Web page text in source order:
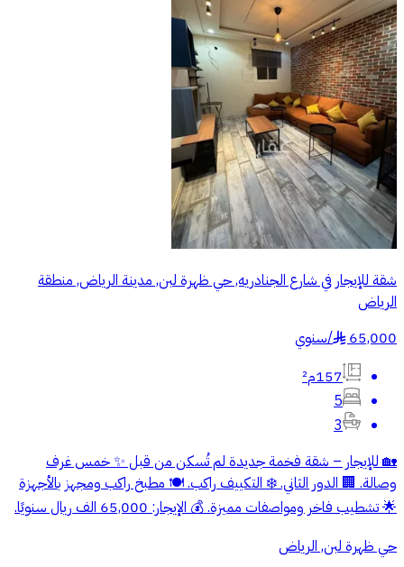
شقة للإيجار في شارع الجنادريه, حي ظهرة لبن, مدينة الرياض, منطقة
الرياض
65,000
§
/سنوي
157م²
5
3
🏡 للإيجار – شقة فخمة جديدة لم تُسكن من قبل ✨ خمس غرف
وصالة. 🏢 الدور الثاني. ❄️ التكييف راكب. 🍽️ مطبخ راكب ومجهز بالأجهزة
🌟 تشطيب فاخر ومواصفات مميزة. 💰 الإيجار: 65,000 الف ريال سنويًا.
حي ظهرة لبن, الرياض